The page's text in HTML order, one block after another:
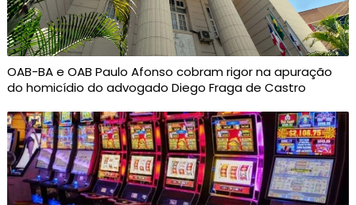
OAB-BA e OAB Paulo Afonso cobram rigor na apuração
do homicídio do advogado Diego Fraga de Castro